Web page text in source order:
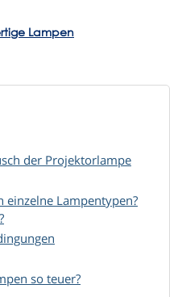
Lampen
der Projektorlampe
einzelne Lampentypen?
so teuer?